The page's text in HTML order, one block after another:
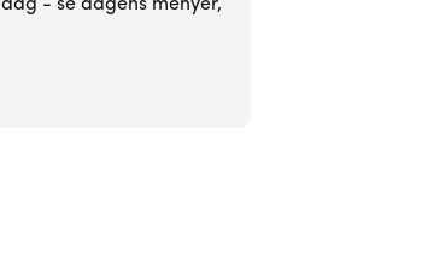
- se dagens menyer,